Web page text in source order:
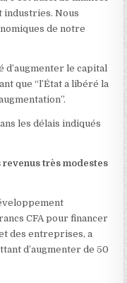
industries. Nous
de notre
d’augmenter le capital
que “l’État a libéré la
les délais indiqués
très modestes
CFA pour financer
des entreprises, a
d’augmenter de 50